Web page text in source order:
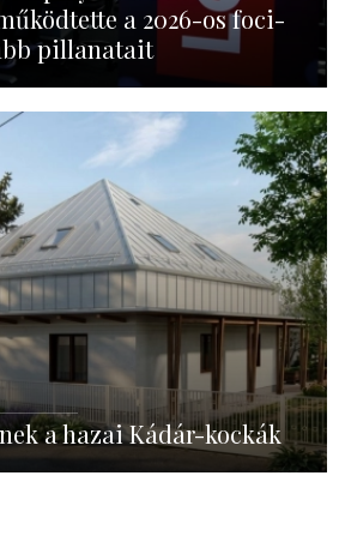
a 2026-os foci-
pillanatait
a hazai Kádár-kockák